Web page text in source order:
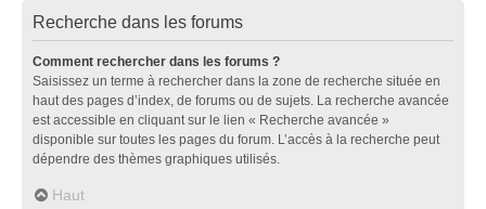
Recherche dans les forums
Comment rechercher dans les forums ?
Saisissez un terme à rechercher dans la zone de recherche située en
haut des pages d’index, de forums ou de sujets. La recherche avancée
est accessible en cliquant sur le lien « Recherche avancée »
disponible sur toutes les pages du forum. L’accès à la recherche peut
dépendre des thèmes graphiques utilisés.
Haut